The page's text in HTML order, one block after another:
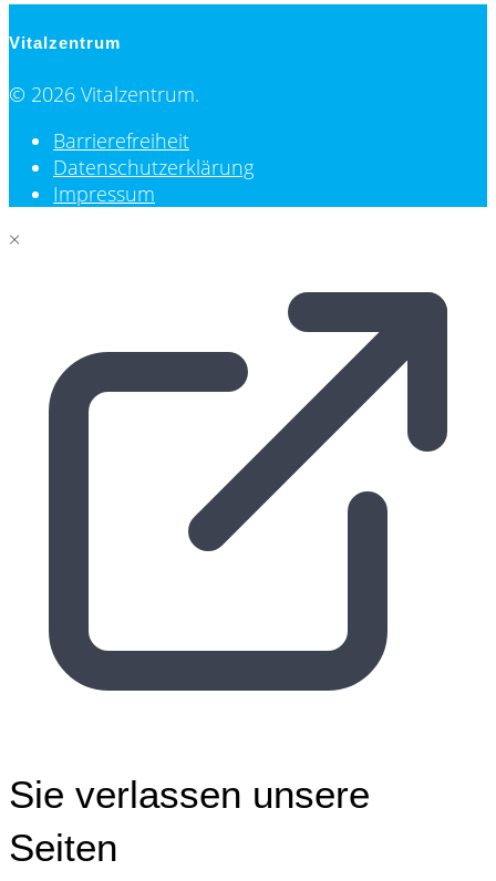
Vitalzentrum
© 2026 Vitalzentrum.
Barrierefreiheit
Datenschutzerklärung
Impressum
×
Sie verlassen unsere
Seiten